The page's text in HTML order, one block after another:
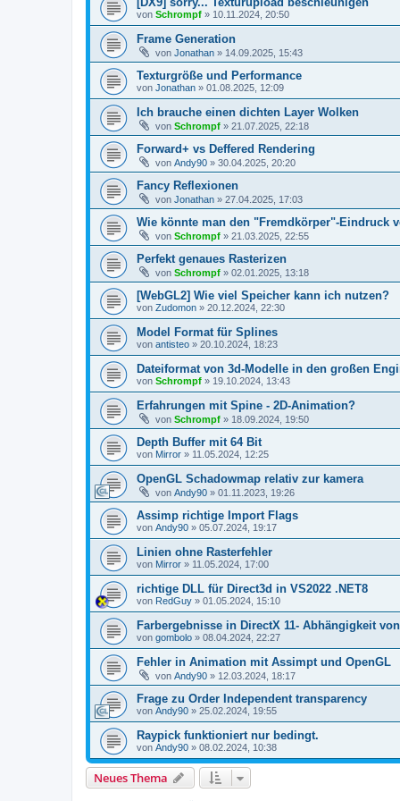
von Schrompf » 10.11.2024, 20:50
Frame Generation
von Jonathan » 14.09.2025, 15:43
Texturgröße und Performance
von Jonathan » 01.08.2025, 12:09
Ich brauche einen dichten Layer Wolken
von Schrompf » 21.07.2025, 22:18
Forward+ vs Deffered Rendering
von Andy90 » 30.04.2025, 20:20
Fancy Reflexionen
von Jonathan » 27.04.2025, 17:03
Wie könnte man den "Fremdkörper"-Eindruck
von Schrompf » 21.03.2025, 22:55
Perfekt genaues Rasterizen
von Schrompf » 02.01.2025, 13:18
[WebGL2] Wie viel Speicher kann ich nutzen?
von Zudomon » 20.12.2024, 22:30
Model Format für Splines
von antisteo » 20.10.2024, 18:23
Dateiformat von 3d-Modelle in den großen
von Schrompf » 19.10.2024, 13:43
Erfahrungen mit Spine - 2D-Animation?
von Schrompf » 18.09.2024, 19:50
Depth Buffer mit 64 Bit
von Mirror » 11.05.2024, 12:25
OpenGL Schadowmap relativ zur kamera
von Andy90 » 01.11.2023, 19:26
Assimp richtige Import Flags
von Andy90 » 05.07.2024, 19:17
Linien ohne Rasterfehler
von Mirror » 11.05.2024, 17:00
richtige DLL für Direct3d in VS2022 .NET8
von RedGuy » 01.05.2024, 15:10
Farbergebnisse in DirectX 11- Abhängigkeit
von gombolo » 08.04.2024, 22:27
Fehler in Animation mit Assimpt und OpenGL
von Andy90 » 12.03.2024, 18:17
Frage zu Order Independent transparency
von Andy90 » 25.02.2024, 19:55
Raypick funktioniert nur bedingt.
von Andy90 » 08.02.2024, 10:38
Neues Thema